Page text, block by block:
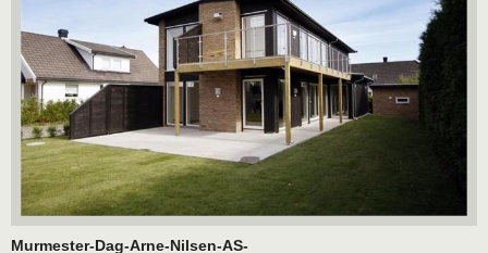
Murmester-Dag-Arne-Nilsen-AS-